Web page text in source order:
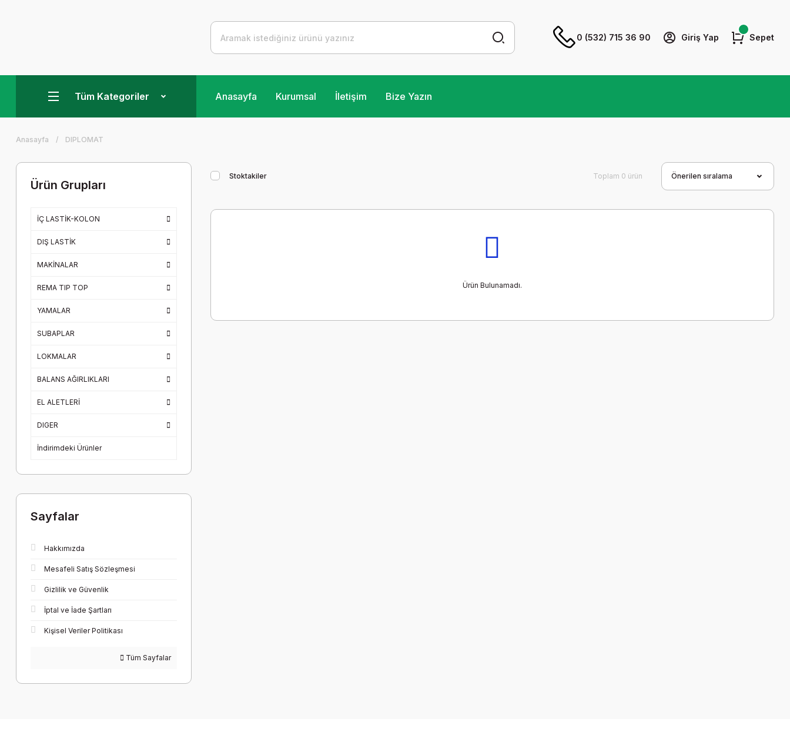
0 (532) 715 36 90 Giriş Yap Sepet
Tüm Kategoriler Anasayfa Kurumsal İletişim Bize Yazın
Anasayfa DIPLOMAT
Ürün Grupları
İÇ LASTİK-KOLON
DIŞ LASTİK
MAKİNALAR
REMA TIP TOP
YAMALAR
SUBAPLAR
LOKMALAR
BALANS AĞIRLIKLARI
EL ALETLERİ
DIGER
İndirimdeki Ürünler
Sayfalar
Hakkımızda
Mesafeli Satış Sözleşmesi
Gizlilik ve Güvenlik
İptal ve İade Şartları
Kişisel Veriler Politikası
Tüm Sayfalar
Stoktakiler Toplam 0 ürün
Ürün Bulunamadı.